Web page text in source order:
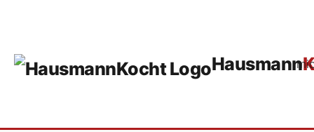
Hausmann